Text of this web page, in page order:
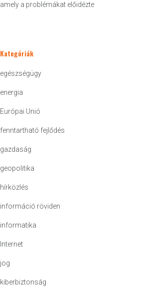
amely a problémákat előidézte
Kategóriák
egészségügy
energia
Európai Unió
fenntartható fejlődés
gazdaság
geopolitika
hírközlés
információ röviden
informatika
Internet
jog
kiberbiztonság